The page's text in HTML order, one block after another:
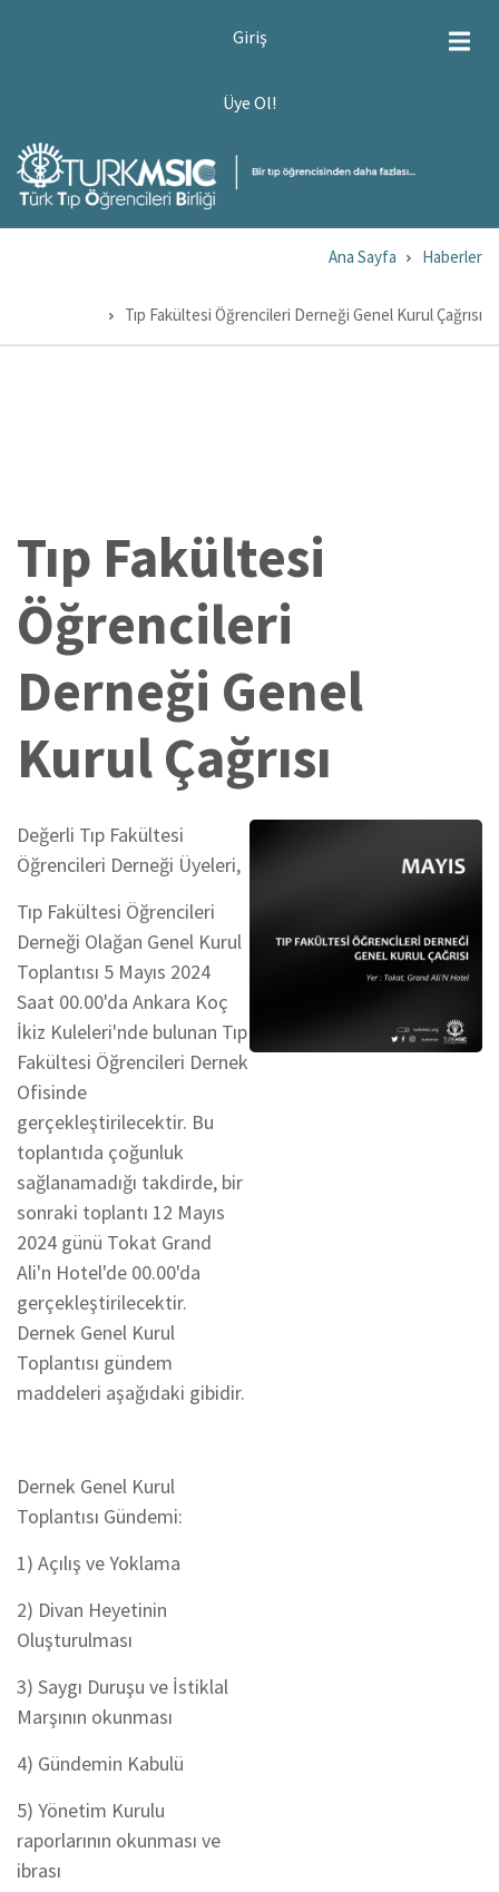
Giriş
Üye Ol!
Ana Sayfa Haberler
Tıp Fakültesi Öğrencileri Derneği Genel Kurul Çağrısı
Tıp Fakültesi
Öğrencileri
Derneği Genel
Kurul Çağrısı
Değerli Tıp Fakültesi
Öğrencileri Derneği Üyeleri,
Tıp Fakültesi Öğrencileri
Derneği Olağan Genel Kurul
Toplantısı 5 Mayıs 2024
Saat 00.00'da Ankara Koç
İkiz Kuleleri'nde bulunan Tıp
Fakültesi Öğrencileri Dernek
Ofisinde
gerçekleştirilecektir. Bu
toplantıda çoğunluk
sağlanamadığı takdirde, bir
sonraki toplantı 12 Mayıs
2024 günü Tokat Grand
Ali'n Hotel'de 00.00'da
gerçekleştirilecektir.
Dernek Genel Kurul
Toplantısı gündem
maddeleri aşağıdaki gibidir.
Dernek Genel Kurul
Toplantısı Gündemi:
1) Açılış ve Yoklama
2) Divan Heyetinin
Oluşturulması
3) Saygı Duruşu ve İstiklal
Marşının okunması
4) Gündemin Kabulü
5) Yönetim Kurulu
raporlarının okunması ve
ibrası